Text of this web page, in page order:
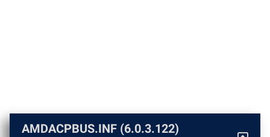
AMDACPBUS.INF (6.0.3.122)